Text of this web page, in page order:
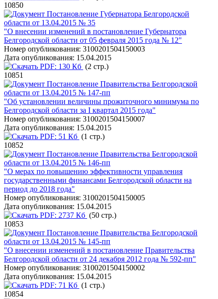
10850
Постановление Губернатора Белгородской
области от 13.04.2015 № 35
"О внесении изменений в постановление Губернатора
Белгородской области от 05 февраля 2015 года № 12"
Номер опубликования: 3100201504150003
Дата опубликования: 15.04.2015
PDF: 130 Кб (2 стр.)
10851
Постановление Правительства Белгородской
области от 13.04.2015 № 147-пп
"Об установлении величины прожиточного минимума по
Белгородской области за I квартал 2015 года"
Номер опубликования: 3100201504150007
Дата опубликования: 15.04.2015
PDF: 51 Кб (1 стр.)
10852
Постановление Правительства Белгородской
области от 13.04.2015 № 146-пп
"О мерах по повышению эффективности управления
государственными финансами Белгородской области на
период до 2018 года"
Номер опубликования: 3100201504150005
Дата опубликования: 15.04.2015
PDF: 2737 Кб (50 стр.)
10853
Постановление Правительства Белгородской
области от 13.04.2015 № 145-пп
"О внесении изменений в постановление Правительства
Белгородской области от 24 декабря 2012 года № 592-пп"
Номер опубликования: 3100201504150002
Дата опубликования: 15.04.2015
PDF: 71 Кб (1 стр.)
10854